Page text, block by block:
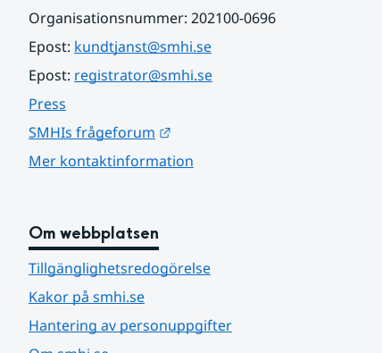
Organisationsnummer: 202100-0696
Epost: kundtjanst@smhi.se
Epost: registrator@smhi.se
Press
SMHIs frågeforum
Mer kontaktinformation
Om webbplatsen
Tillgänglighetsredogörelse
Kakor på smhi.se
Hantering av personuppgifter